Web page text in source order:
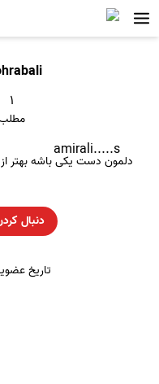
۱
amirali.....s
دلمون دست یکی باشه بهتر
دنبال
تاریخ